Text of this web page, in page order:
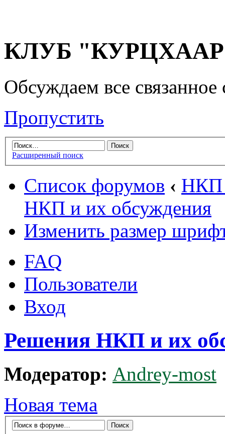
КЛУБ "КУРЦХААР"
Обсуждаем все
Пропустить
Расширенный поиск
Список форумов ‹ НКП
НКП и их обсуждения
Изменить размер
FAQ
Пользователи
Вход
Решения НКП и их
Модератор: Andrey-most
Новая тема